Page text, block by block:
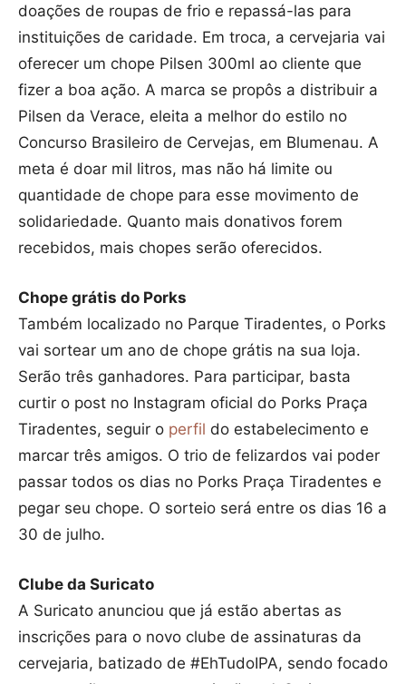
doações de roupas de frio e repassá-las para
instituições de caridade. Em troca, a cervejaria vai
oferecer um chope Pilsen 300ml ao cliente que
fizer a boa ação. A marca se propôs a distribuir a
Pilsen da Verace, eleita a melhor do estilo no
Concurso Brasileiro de Cervejas, em Blumenau. A
meta é doar mil litros, mas não há limite ou
quantidade de chope para esse movimento de
solidariedade. Quanto mais donativos forem
recebidos, mais chopes serão oferecidos.
Chope grátis do Porks
Também localizado no Parque Tiradentes, o Porks
vai sortear um ano de chope grátis na sua loja.
Serão três ganhadores. Para participar, basta
curtir o post no Instagram oficial do Porks Praça
Tiradentes, seguir o perfil do estabelecimento e
marcar três amigos. O trio de felizardos vai poder
passar todos os dias no Porks Praça Tiradentes e
pegar seu chope. O sorteio será entre os dias 16 a
30 de julho.
Clube da Suricato
A Suricato anunciou que já estão abertas as
inscrições para o novo clube de assinaturas da
cervejaria, batizado de #EhTudoIPA, sendo focado